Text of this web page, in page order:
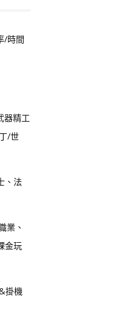
/時間
器精工
/世
、法
業、
金玩
掛機